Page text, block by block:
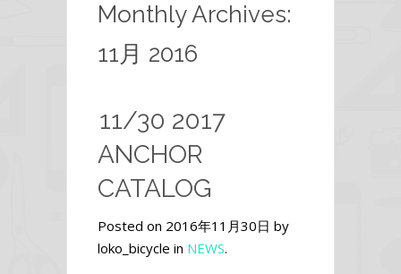
Monthly Archives:
11月 2016
11/30 2017
ANCHOR
CATALOG
Posted on 2016年11月30日 by
loko_bicycle in NEWS.